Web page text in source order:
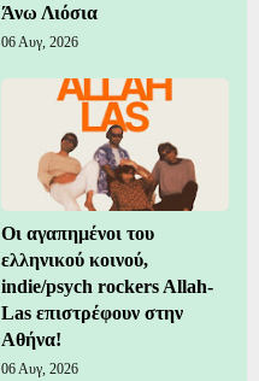
Άνω Λιόσια
06 Αυγ, 2026
Οι αγαπημένοι του
ελληνικού κοινού,
indie/psych rockers Allah-
Las επιστρέφουν στην
Αθήνα!
06 Αυγ, 2026